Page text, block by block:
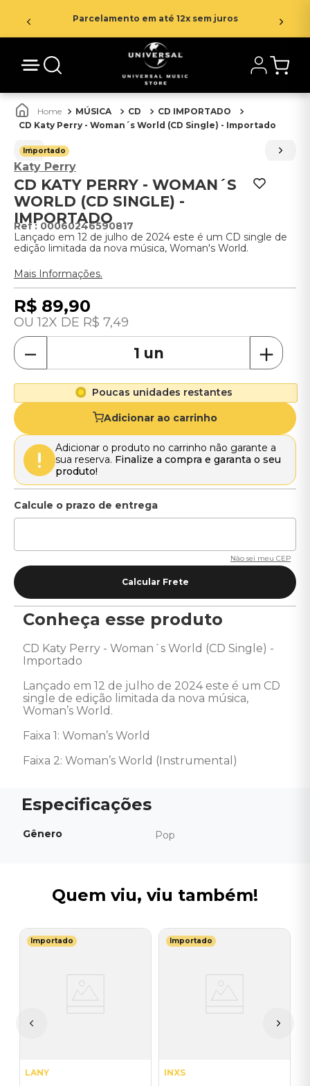
Parcelamento em até 12x sem juros
MÚSICA CD
CD IMPORTADO
CD Katy Perry - Woman´s World (CD Single) - Importado
Importado
Katy Perry
CD KATY PERRY - WOMAN´S
WORLD (CD SINGLE) -
IMPORTADO
: 00060246590817
Lançado em 12 de julho de 2024 este é um CD single de
edição limitada da nova música, Woman's World.
Mais Informações.
R$ 89,90
12 R$ 7,49
＋
－
Poucas unidades restantes
Adicionar ao carrinho
Adicionar o produto no carrinho não garante a
sua reserva. Finalize a compra e garanta o seu
produto!
Não sei meu CEP
Conheça esse produto
CD Katy Perry - Woman´s World (CD Single) -
Importado
Lançado em 12 de julho de 2024 este é um CD
single de edição limitada da nova música,
Woman’s World.
Faixa 1: Woman’s World
Faixa 2: Woman’s World (Instrumental)
Gênero Pop
Quem viu, viu também!
Importado
LANY
Importado
INXS